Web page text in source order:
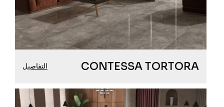
CONTESSA TORTORA التفاصيل